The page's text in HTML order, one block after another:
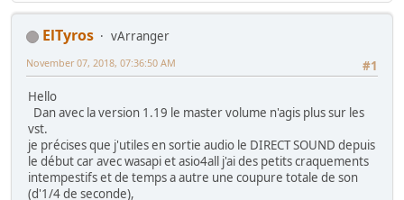
ElTyros
vArranger
#1
November 07, 2018, 07:36:50 AM
Hello
Dan avec la version 1.19 le master volume n'agis plus sur les
vst.
je précises que j'utiles en sortie audio le DIRECT SOUND depuis
le début car avec wasapi et asio4all j'ai des petits craquements
intempestifs et de temps a autre une coupure totale de son
(d'1/4 de seconde),